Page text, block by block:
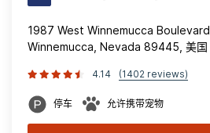
1987 West Winnemucca Boulevard
Winnemucca, Nevada 89445, 美国
4.14 (1402 reviews)
停车 允许携带宠物